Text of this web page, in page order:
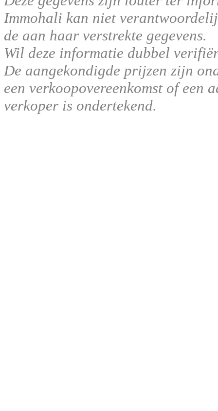
Immohali kan niet
de aan haar verstrekte gegevens.
Wil deze informatie dubbel
De aangekondigde prijzen zijn
een verkoopovereenkomst of een
verkoper is ondertekend.